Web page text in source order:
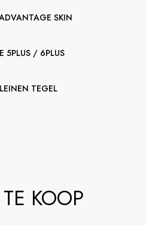
SKIN
5PLUS / 6PLUS
TEGEL
KOOP